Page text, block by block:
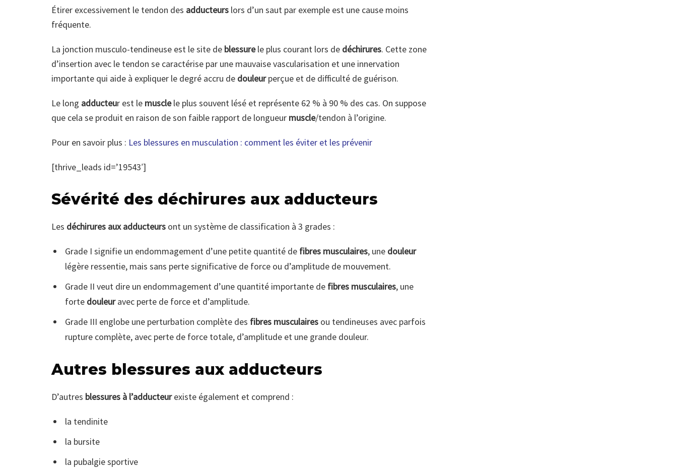
Étirer excessivement le tendon des adducteurs lors d’un saut par exemple est une cause moins
fréquente.
La jonction musculo-tendineuse est le site de blessurele plus courant lors de déchirures. Cette zone
d’insertion avec le tendon se caractérise par une mauvaise vascularisation et une innervation
importante qui aide à expliquer le degré accru de douleurperçue et de difficulté de guérison.
Le long adducteur est le musclele plus souvent lésé et représente 62 % à 90 % des cas. On suppose
que cela se produit en raison de son faible rapport de longueur muscle/tendon à l’origine.
Pour en savoir plus : Les blessures en musculation : comment les éviter et les prévenir
[thrive_leads id=’19543′]
Sévérité des déchirures aux adducteurs
Les déchirures aux adducteurs ont un système de classification à 3 grades :
Grade I signifie un endommagement d’une petite quantité de fibres musculaires, une douleur
légère ressentie, mais sans perte significative de force ou d’amplitude de mouvement.
Grade II veut dire un endommagement d’une quantité importante de fibres musculaires, une
forte douleuravec perte de force et d’amplitude.
Grade III englobe une perturbation complète des fibres musculairesou tendineuses avec parfois
rupture complète, avec perte de force totale, d’amplitude et une grande douleur.
Autres blessures aux adducteurs
D’autres blessures à l’adducteurexiste également et comprend :
la tendinite
la bursite
la pubalgie sportive